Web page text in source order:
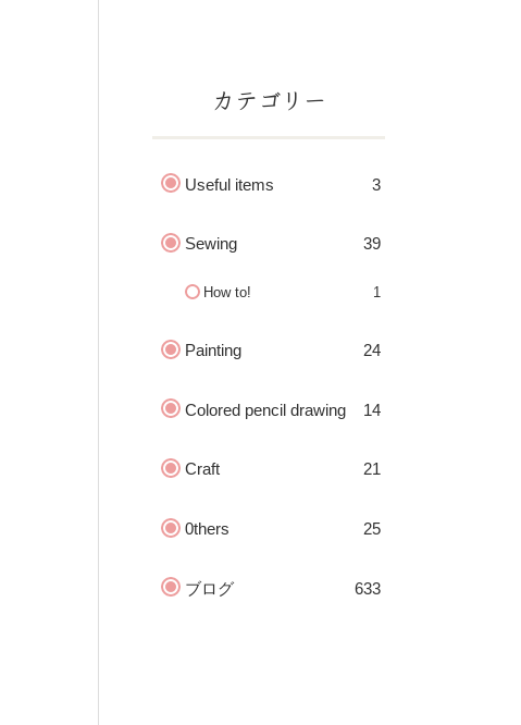
カテゴリー
Useful items 3
Sewing 39
How to! 1
Painting 24
Colored pencil drawing 14
Craft 21
0thers 25
ブログ 633